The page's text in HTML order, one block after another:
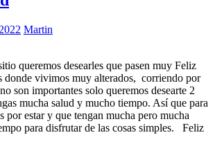
Martin
queremos desearles que pasen muy Feliz
donde vivimos muy alterados, corriendo por
son importantes solo queremos desearte 2
mucha salud y mucho tiempo. Así que para
por estar y que tengan mucha pero mucha
para disfrutar de las cosas simples. Feliz